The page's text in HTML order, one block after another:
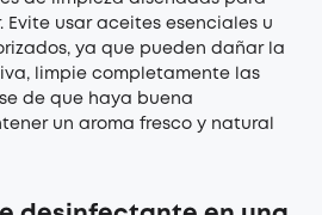
Evite usar aceites esenciales u
ya que pueden dañar la
limpie completamente las
de que haya buena
un aroma fresco y natural